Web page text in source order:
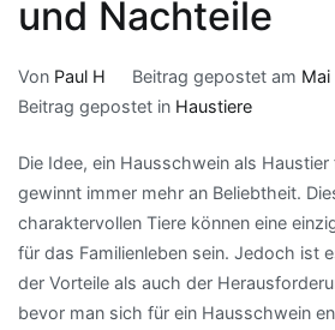
und Nachteile
Von Paul H Beitrag gepostet am Mai
Beitrag gepostet in Haustiere
Die Idee, ein Hausschwein als
gewinnt immer mehr an Beliebtheit.
charaktervollen Tiere können eine
für das Familienleben sein. Jedoch ist
der Vorteile als auch der
bevor man sich für ein Hausschwein